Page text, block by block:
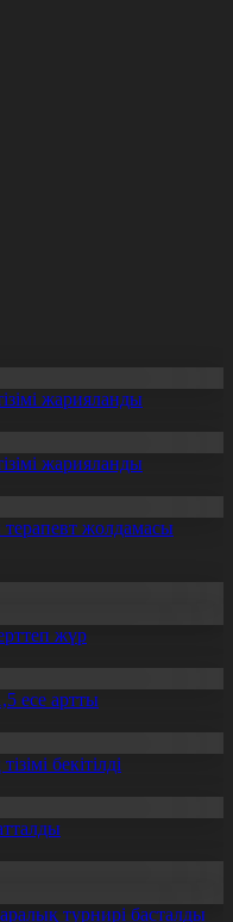
жарияланды
жарияланды
терапевт жолдамасы
жүр
есе артты
бекітілді
турнирі басталды